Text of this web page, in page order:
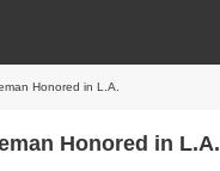
Honored in L.A.
Honored in L.A.